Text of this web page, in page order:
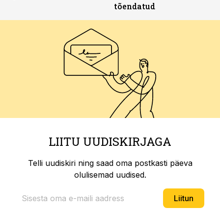
tõendatud
LIITU UUDISKIRJAGA
Telli uudiskiri ning saad oma postkasti päeva
olulisemad uudised.
Liitun